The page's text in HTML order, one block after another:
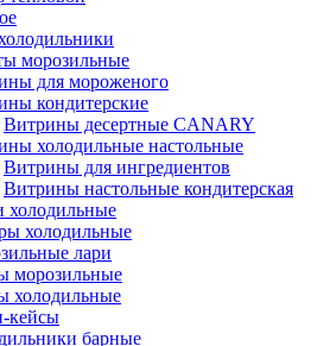
морозильные
для мороженого
кондитерские
Витрины десертные CANARY
холодильные настольные
Витрины для ингредиентов
Витрины настольные кондитерская
холодильные
холодильные
лари
морозильные
холодильные
кейсы
барные